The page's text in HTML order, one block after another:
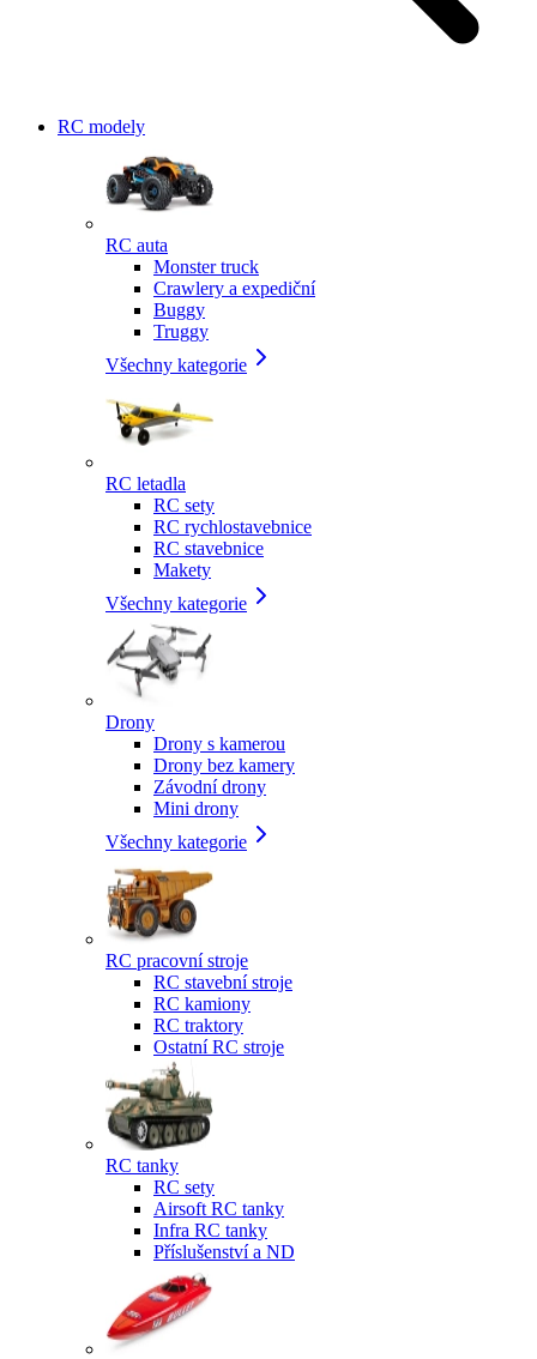
RC modely
RC auta
Monster truck
Crawlery a expediční
Buggy
Truggy
Všechny kategorie
RC letadla
RC sety
RC rychlostavebnice
RC stavebnice
Makety
Všechny kategorie
Drony
Drony s kamerou
Drony bez kamery
Závodní drony
Mini drony
Všechny kategorie
RC pracovní stroje
RC stavební stroje
RC kamiony
RC traktory
Ostatní RC stroje
RC tanky
RC sety
Airsoft RC tanky
Infra RC tanky
Příslušenství a ND